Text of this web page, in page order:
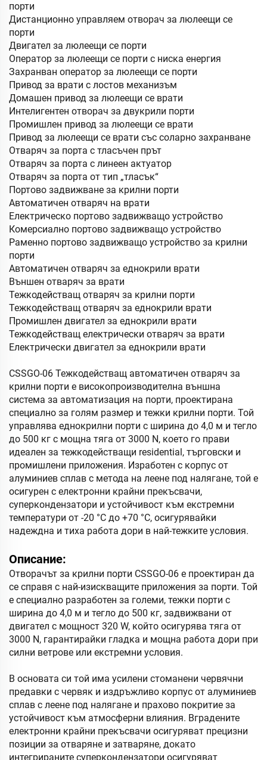
порти
Дистанционно управляем отворач за люлеещи се
порти
Двигател за люлеещи се порти
Оператор за люлеещи се порти с ниска енергия
Захранван оператор за люлеещи се порти
Привод за врати с лостов механизъм
Домашен привод за люлеещи се врати
Интелигентен отворач за двукрили порти
Промишлен привод за люлеещи се врати
Привод за люлеещи се врати със соларно захранване
Отваряч за порта с тласъчен прът
Отваряч за порта с линеен актуатор
Отваряч за порта от тип „тласък“
Портово задвижване за крилни порти
Автоматичен отваряч на врати
Електрическо портово задвижващо устройство
Комерсиално портово задвижващо устройство
Раменно портово задвижващо устройство за крилни
порти
Автоматичен отваряч за еднокрили врати
Външен отваряч за врати
Тежкодействащ отваряч за крилни порти
Тежкодействащ отваряч за еднокрили врати
Промишлен двигател за еднокрили врати
Тежкодействащ електрически отваряч за врати
Електрически двигател за еднокрили врати
CSSGO-06 Тежкодействащ автоматичен отваряч за
крилни порти е високопроизводителна външна
система за автоматизация на порти, проектирана
специално за голям размер и тежки крилни порти. Той
управлява еднокрилни порти с ширина до 4,0 м и тегло
до 500 кг с мощна тяга от 3000 N, което го прави
идеален за тежкодействащи residential, търговски и
промишлени приложения. Изработен с корпус от
алуминиев сплав с метода на леене под налягане, той е
осигурен с електронни крайни прекъсвачи,
суперкондензатори и устойчивост към екстремни
температури от -20 °C до +70 °C, осигурявайки
надеждна и тиха работа дори в най-тежките условия.
Описание:
Отворачът за крилни порти CSSGO-06 е проектиран да
се справя с най-изискващите приложения за порти. Той
е специално разработен за големи, тежки порти с
ширина до 4,0 м и тегло до 500 кг, задвижвани от
двигател с мощност 320 W, който осигурява тяга от
3000 N, гарантирайки гладка и мощна работа дори при
силни ветрове или екстремни условия.
В основата си той има усилени стоманени червячни
предавки с червяк и издръжливо корпус от алуминиев
сплав с леене под налягане и прахово покритие за
устойчивост към атмосферни влияния. Вградените
електронни крайни прекъсвачи осигуряват прецизни
позиции за отваряне и затваряне, докато
интегрираните суперкондензатори осигуряват